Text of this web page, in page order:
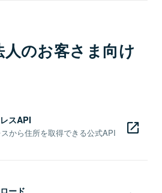
人のお客さま向け
スAPI
から住所を取得できる公式API
ード